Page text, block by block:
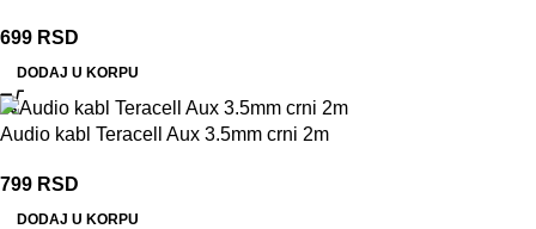
699 RSD
DODAJ U KORPU
Audio kabl Teracell Aux 3.5mm crni 2m
799 RSD
DODAJ U KORPU